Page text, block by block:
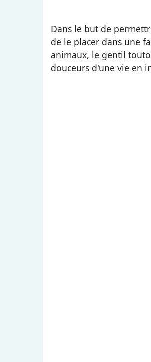
Dans le but de
de le placer dans une
animaux, le gentil
douceurs d'une vie en